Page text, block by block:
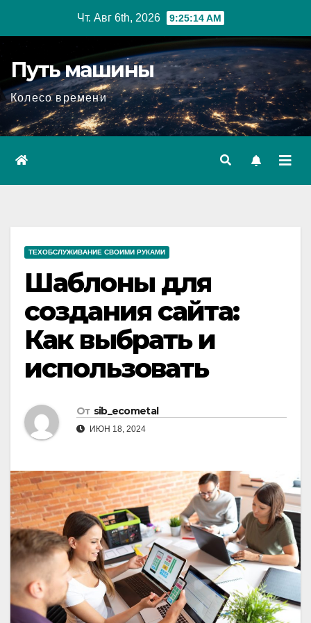
Чт. Авг 6th, 2026 9:25:15 AM
Путь машины
Колесо времени
ТЕХОБСЛУЖИВАНИЕ СВОИМИ РУКАМИ
Шаблоны для
создания сайта:
Как выбрать и
использовать
От sib_ecometal
ИЮН 18, 2024